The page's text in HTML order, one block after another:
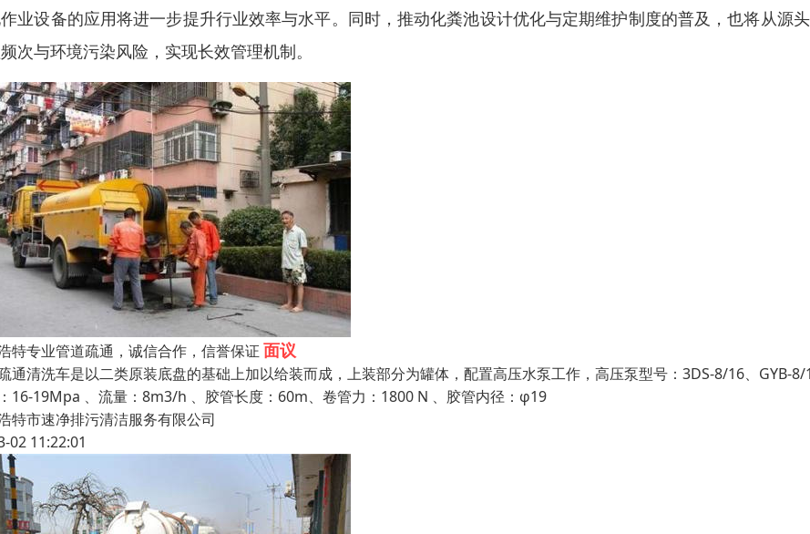
业设备的应用将进一步提升行业效率与水平。同时，推动化粪池设计优化与定期维护制度的普及，也将从源
次与环境污染风险，实现长效管理机制。
特专业管道疏通，诚信合作，信誉保证 面议
通清洗车是以二类原装底盘的基础上加以给装而成，上装部分为罐体，配置高压水泵工作，高压泵型号：3DS-8/16、GYB-8/
16-19Mpa 、流量：8m3/h 、胶管长度：60m、卷管力：1800 N 、胶管内径：φ19
特市速净排污清洁服务有限公司
02 11:22:01